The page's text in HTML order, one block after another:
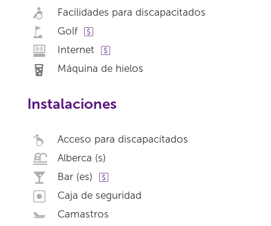
Facilidades para discapacitados
Golf
Internet
Máquina de hielos
Instalaciones
Acceso para discapacitados
Alberca (s)
Bar (es)
Caja de seguridad
Camastros